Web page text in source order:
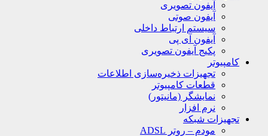
آیفون تصویری
آیفون صوتی
سیستم ارتباط داخلی
آیفون آی پی
پکیج آیفون تصویری
کامپیوتر
تجهیزات ذخیره‌سازی اطلاعات
قطعات کامپیوتر
نمایشگر (مانیتور)
نرم افزار
تجهیزات شبکه
مودم – روتر ADSL